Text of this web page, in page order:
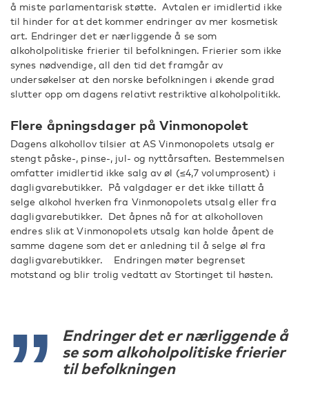
å miste parlamentarisk støtte. Avtalen er imidlertid ikke
til hinder for at det kommer endringer av mer kosmetisk
art. Endringer det er nærliggende å se som
alkoholpolitiske frierier til befolkningen. Frierier som ikke
synes nødvendige, all den tid det framgår av
undersøkelser at den norske befolkningen i økende grad
slutter opp om dagens relativt restriktive alkoholpolitikk.
Flere åpningsdager på Vinmonopolet
Dagens alkohollov tilsier at AS Vinmonopolets utsalg er
stengt påske-, pinse-, jul- og nyttårsaften. Bestemmelsen
omfatter imidlertid ikke salg av øl (≤4,7 volumprosent) i
dagligvarebutikker. På valgdager er det ikke tillatt å
selge alkohol hverken fra Vinmonopolets utsalg eller fra
dagligvarebutikker. Det åpnes nå for at alkoholloven
endres slik at Vinmonopolets utsalg kan holde åpent de
samme dagene som det er anledning til å selge øl fra
dagligvarebutikker. Endringen møter begrenset
motstand og blir trolig vedtatt av Stortinget til høsten.
Endringer det er nærliggende å
se som alkoholpolitiske frierier
til befolkningen